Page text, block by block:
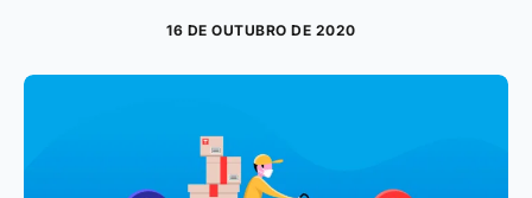
16 DE OUTUBRO DE 2020